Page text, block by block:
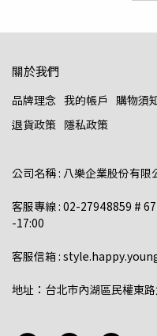
關於我們
品牌理念 我的帳戶 購物須
退貨政策 隱私政策
公司名稱 : 八樂企業股份有
客服專線 : 02-27948859 #
-17:00
客服信箱 :
地址：台北市內湖區民權東